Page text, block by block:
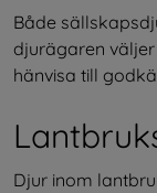
Både
djurägaren
hänvisa till
Djur inom